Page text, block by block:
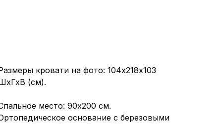
кровати на фото: 104x218х103
(см).
место: 90х200 см.
основание с березовыми